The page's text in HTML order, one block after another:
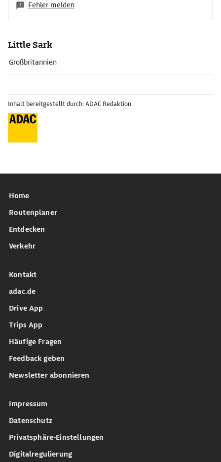
Fehler melden
Little Sark
Großbritannien
Inhalt bereitgestellt durch: ADAC Redaktion
Home
Routenplaner
Entdecken
Verkehr
Kontakt
adac.de
Drive App
Trips App
Häufige Fragen
Feedback geben
Newsletter abonnieren
Impressum
Datenschutz
Privatsphäre-Einstellungen
Digitalregulierung